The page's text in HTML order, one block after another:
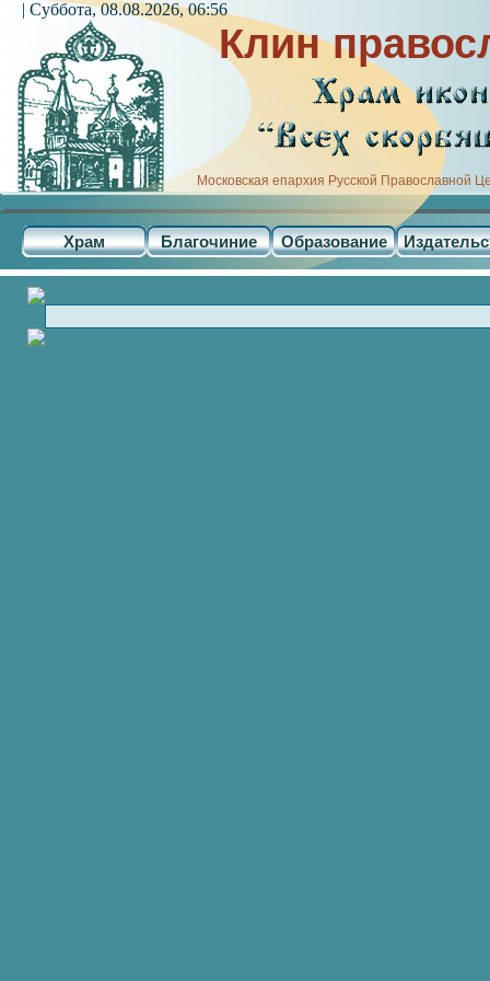
Клин
Московская епархия Русской Православной
Храм Благочиние Образование
| Суббота, 08.08.2026, 06:56